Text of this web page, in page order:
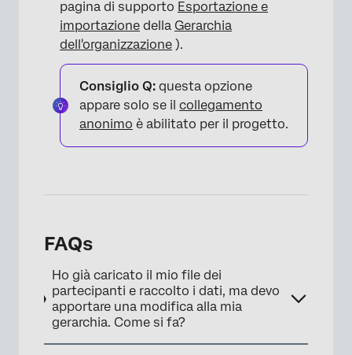
pagina di supporto Esportazione e
importazione della Gerarchia
dell'organizzazione ).
Consiglio Q: questa opzione
appare solo se il collegamento
anonimo è abilitato per il progetto.
FAQs
Ho già caricato il mio file dei
partecipanti e raccolto i dati, ma devo
apportare una modifica alla mia
gerarchia. Come si fa?